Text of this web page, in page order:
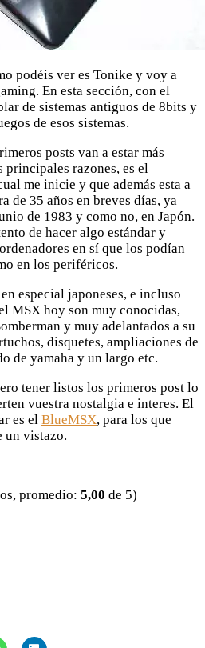
podéis ver es Tonike y voy a
En esta sección, con el
de sistemas antiguos de 8bits y
de esos sistemas.
posts van a estar más
principales razones, es el
me inicie y que además esta a
de 35 años en breves días, ya
de 1983 y como no, en Japón.
de hacer algo estándar y
en sí que los podían
en los periféricos.
especial japoneses, e incluso
MSX hoy son muy conocidas,
y muy adelantados a su
disquetes, ampliaciones de
de yamaha y un largo etc.
tener listos los primeros post lo
vuestra nostalgia e interes. El
es el BlueMSX, para los que
un vistazo.
promedio: 5,00 de 5)